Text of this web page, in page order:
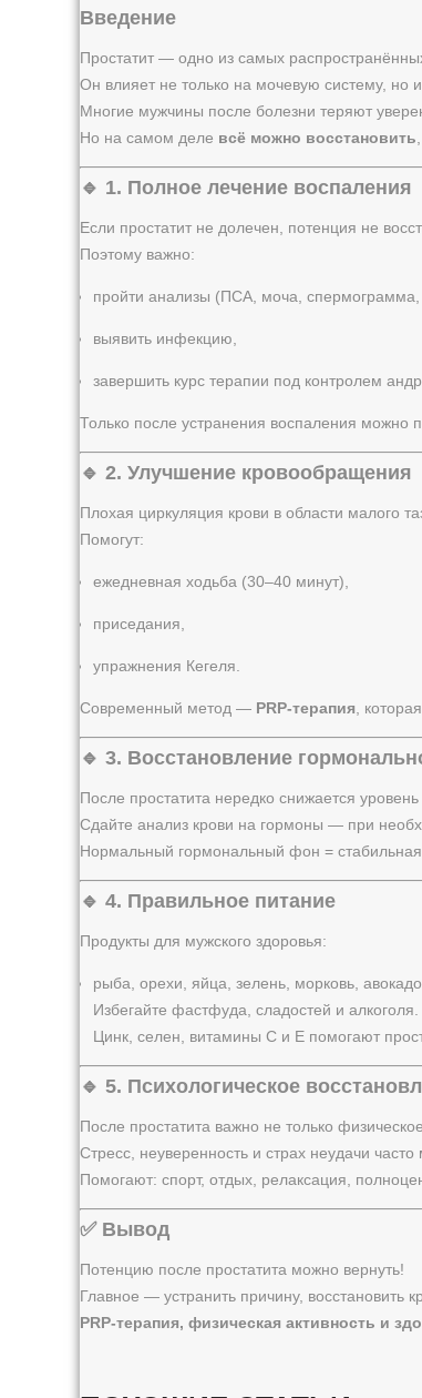
Введение
Простатит — одно из самых
Он влияет не только на мочевую систему, но
Многие мужчины после болезни теряют
Но на самом деле всё можно восстановить
🔹 1. Полное лечение воспаления
Если простатит не долечен, потенция не
Поэтому важно:
пройти анализы (ПСА, моча, спермограмма,
выявить инфекцию,
завершить курс терапии под контролем
Только после устранения воспаления можно
🔹 2. Улучшение кровообращения
Плохая циркуляция крови в области малого
Помогут:
ежедневная ходьба (30–40 минут),
приседания,
упражнения Кегеля.
Современный метод — PRP-терапия ,
🔹 3. Восстановление
После простатита нередко снижается уровень
Сдайте анализ крови на гормоны — при
Нормальный гормональный фон = стабильная
🔹 4. Правильное питание
Продукты для мужского здоровья:
рыба, орехи, яйца, зелень, морковь,
Избегайте фастфуда, сладостей и алкоголя.
Цинк, селен, витамины C и E помогают
🔹 5. Психологическое
После простатита важно не только
Стресс, неуверенность и страх неудачи
Помогают: спорт, отдых, релаксация,
✅ Вывод
Потенцию после простатита можно вернуть!
Главное — устранить причину, восстановить
PRP-терапия, физическая активность и